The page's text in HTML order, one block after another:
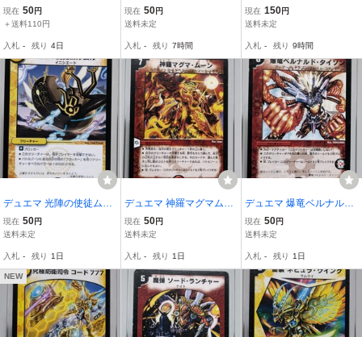
88/93 10枚セット
現在 50円
＋送料110円
入札 - 残り 4日
ーン カード
現在 50円
送料未定
入札 - 残り 7時間
ャー ２枚
現在 150円
送料未定
入札 - 残り 9時間
デュエマ 光陣の使徒ムル
ムル カード
現在 50円
送料未定
入札 - 残り 1日
デュエマ 神羅マグマムー
ン カード
現在 50円
送料未定
入札 - 残り 1日
デュエマ 爆竜ベルナルド
タイソン カード
現在 50円
送料未定
入札 - 残り 1日
NEW